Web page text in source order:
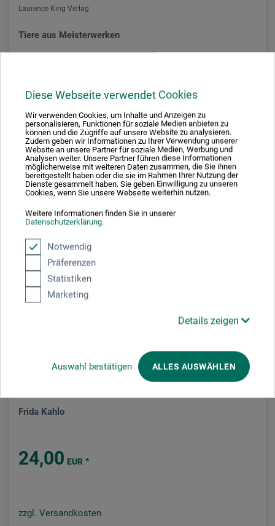
Diese Webseite verwendet Cookies
Wir verwenden Cookies, um Inhalte und Anzeigen zu
personalisieren, Funktionen für soziale Medien anbieten zu
können und die Zugriffe auf unsere Website zu analysieren.
Zudem geben wir Informationen zu Ihrer Verwendung unserer
Website an unsere Partner für soziale Medien, Werbung und
Analysen weiter. Unsere Partner führen diese Informationen
möglicherweise mit weiteren Daten zusammen, die Sie ihnen
bereitgestellt haben oder die sie im Rahmen Ihrer Nutzung der
Dienste gesammelt haben. Sie geben Einwilligung zu unseren
Cookies, wenn Sie unsere Webseite weiterhin nutzen.
Weitere Informationen finden Sie in unserer
Datenschutzerklärung.
Notwendig
Präferenzen
Statistiken
Marketing
Details zeigen
Auswahl bestätigen ALLES AUSWÄHLEN
Laurence King Verlag
Tiere aus Meisterwerken
zzgl. Versandkosten
Frida Kahlo
24,00 EUR *
zzgl. Versandkosten